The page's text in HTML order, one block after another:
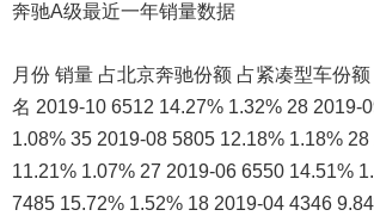
奔驰A级最近一年销量数据
月份 销量 占北京奔驰份额 占紧凑型车份
名 2019-10 6512 14.27% 1.32% 28 2019-
1.08% 35 2019-08 5805 12.18% 1.18%
11.21% 1.07% 27 2019-06 6550 14.51%
7485 15.72% 1.52% 18 2019-04 4346